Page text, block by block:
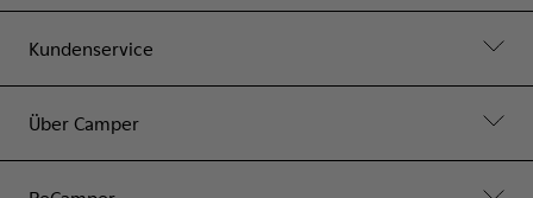
Kundenservice
Über Camper